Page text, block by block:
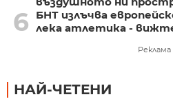
6
БНТ излъчва
лека атлетика -
Реклама
НАЙ-ЧЕТЕНИ